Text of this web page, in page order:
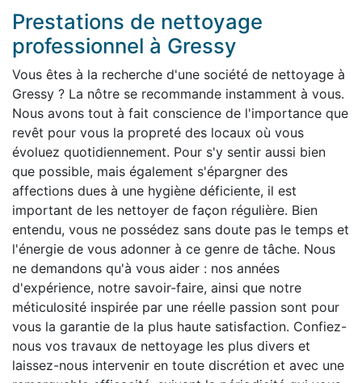
Prestations de nettoyage
professionnel à Gressy
Vous êtes à la recherche d'une société de nettoyage à
Gressy ? La nôtre se recommande instamment à vous.
Nous avons tout à fait conscience de l'importance que
revêt pour vous la propreté des locaux où vous
évoluez quotidiennement. Pour s'y sentir aussi bien
que possible, mais également s'épargner des
affections dues à une hygiène déficiente, il est
important de les nettoyer de façon régulière. Bien
entendu, vous ne possédez sans doute pas le temps et
l'énergie de vous adonner à ce genre de tâche. Nous
ne demandons qu'à vous aider : nos années
d'expérience, notre savoir-faire, ainsi que notre
méticulosité inspirée par une réelle passion sont pour
vous la garantie de la plus haute satisfaction. Confiez-
nous vos travaux de nettoyage les plus divers et
laissez-nous intervenir en toute discrétion et avec une